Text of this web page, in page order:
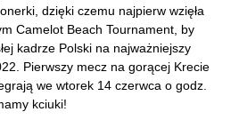
dzięki czemu najpierw wzięła
Camelot Beach Tournament, by
kadrze Polski na najważniejszy
Pierwszy mecz na gorącej Krecie
we wtorek 14 czerwca o godz.
kciuki!